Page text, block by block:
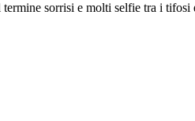
sorrisi e molti selfie tra i tifosi